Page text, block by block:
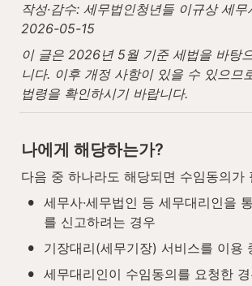
작성·감수: 세무법인청년들 이규상 세무
2026-05-15
이 글은 2026년 5월 기준 세법을 바탕
니다. 이후 개정 사항이 있을 수 있으므
법령을 확인하시기 바랍니다.
나에게 해당하는가?
다음 중 하나라도 해당되면 수임동의가
• 세무사·세무법인 등 세무대리인을
를 신고하려는 경우
• 기장대리(세무기장) 서비스를 이용
• 세무대리인이 수임동의를 요청한